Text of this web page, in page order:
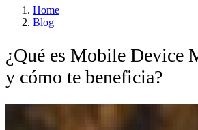
Home
Blog
¿Qué es Mobile Device
y cómo te beneficia?